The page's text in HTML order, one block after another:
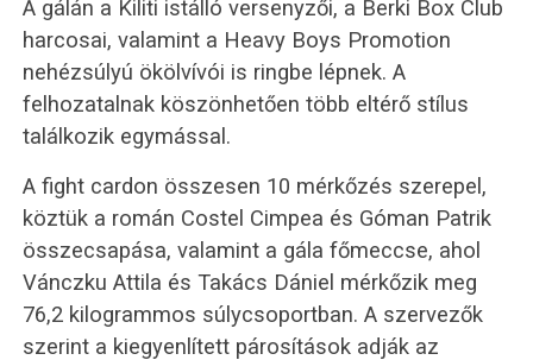
A gálán a Kiliti istálló versenyzői, a Berki Box Club
harcosai, valamint a Heavy Boys Promotion
nehézsúlyú ökölvívói is ringbe lépnek. A
felhozatalnak köszönhetően több eltérő stílus
találkozik egymással.
A fight cardon összesen 10 mérkőzés szerepel,
köztük a román Costel Cimpea és Góman Patrik
összecsapása, valamint a gála főmeccse, ahol
Vánczku Attila és Takács Dániel mérkőzik meg
76,2 kilogrammos súlycsoportban. A szervezők
szerint a kiegyenlített párosítások adják az